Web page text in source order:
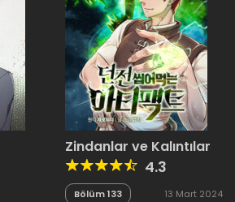
Zindanlar ve Kalıntılar
4.3
Bölüm 133 13 Mart 2024